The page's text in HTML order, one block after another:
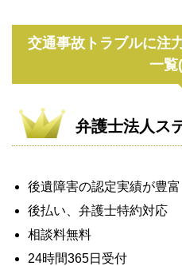
交通事故トラブルに注
一覧
弁護士法人ス
後遺障害の認定実績が豊富
後払い、弁護士特約対応
相談料無料
24時間365日受付